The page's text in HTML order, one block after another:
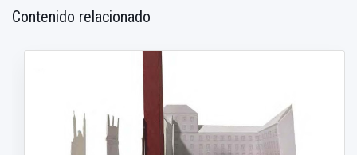
Contenido relacionado